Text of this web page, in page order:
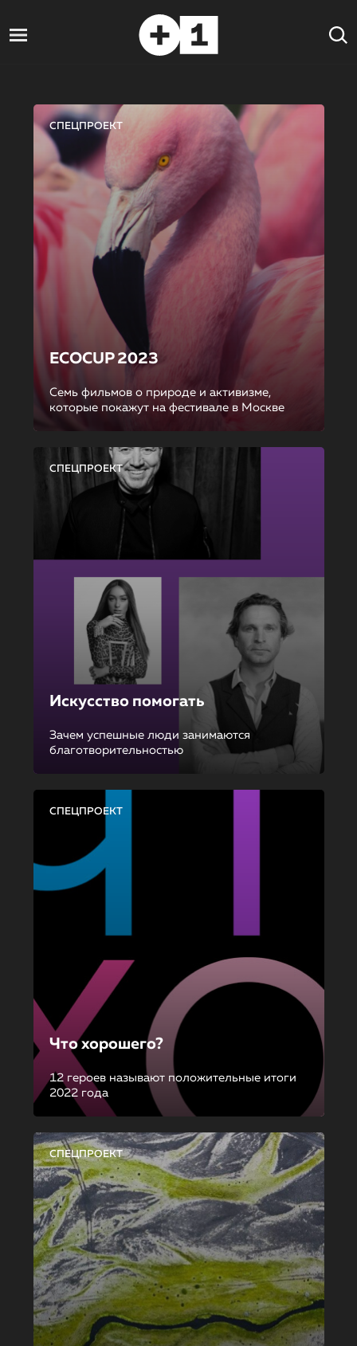
СПЕЦПРОЕКТ
ECOCUP 2023
Семь фильмов о природе и активизме,
которые покажут на фестивале в Москве
СПЕЦПРОЕКТ
Искусство помогать
Зачем успешные люди занимаются
благотворительностью
СПЕЦПРОЕКТ
Что хорошего?
12 героев называют положительные итоги
2022 года
СПЕЦПРОЕКТ